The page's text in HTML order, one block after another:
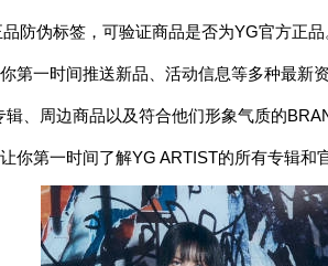
防伪标签，可验证商品是否为YG官方正品
第一时间推送新品、活动信息等多种最新资
、周边商品以及符合他们形象气质的
你第一时间了解YG ARTIST的所有专辑和